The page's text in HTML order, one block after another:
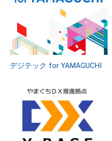
デジテック for YAMAGUCHI